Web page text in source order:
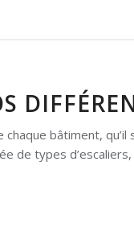
bâtiment,
de types